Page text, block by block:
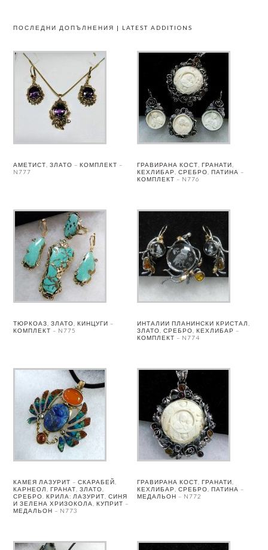
ПОСЛЕДНИ ДОПЪЛНЕНИЯ | LATEST ADDITIONS
АМЕТИСТ, ЗЛАТО – КОМПЛЕКТ –
N777
ГРАВИРАНА КОСТ, ГРАНАТИ,
КЕХЛИБАР, СРЕБРО, ПАТИНА –
КОМПЛЕКТ – N776
ТЮРКОАЗ, ЗЛАТО, КИНЦУГИ –
КОМПЛЕКТ – N775
ИНТАЛИИ ПЛАНИНСКИ КРИСТАЛ,
ЗЛАТО, СРЕБРО, КЕХЛИБАР –
КОМПЛЕКТ – N774
КАМЕЯ ЛАЗУРИТ – СКАРАБЕЙ,
КАРНЕОЛ, ГРАНАТ, ЗЛАТО,
СРЕБРО. КРИЛА: ЛАЗУРИТ, СИНЯ
И ЗЕЛЕНА ХРИЗОКОЛА, КУПРИТ –
МЕДАЛЬОН – N773
ГРАВИРАНА КОСТ, ГРАНАТИ,
КЕХЛИБАР, СРЕБРО, ПАТИНА –
МЕДАЛЬОН – N772